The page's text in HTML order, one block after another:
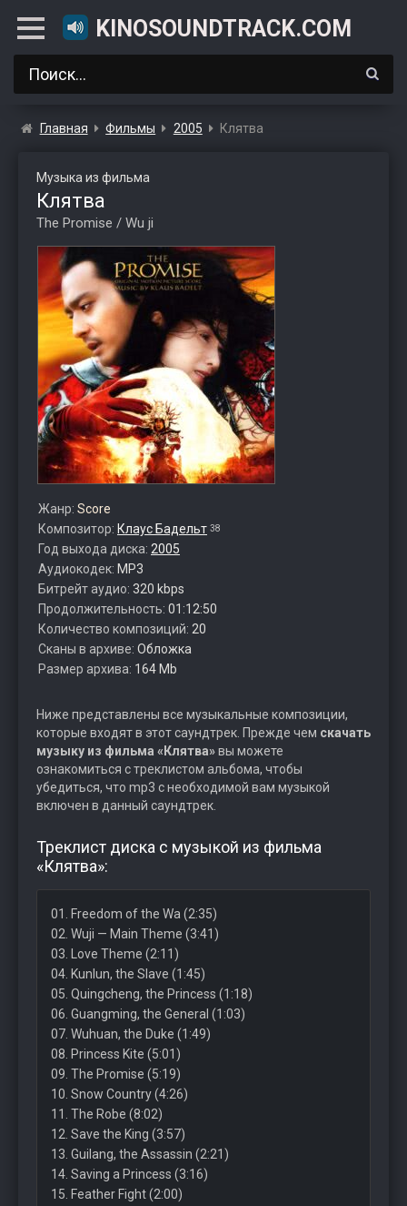
KINOSOUNDTRACK.COM
Главная Фильмы 2005 Клятва
Музыка из фильма
Клятва
The Promise / Wu ji
Жанр: Score
Композитор: Клаус Бадельт 38
Год выхода диска: 2005
Аудиокодек: MP3
Битрейт аудио: 320 kbps
Продолжительность: 01:12:50
Количество композиций: 20
Сканы в архиве: Обложка
Размер архива: 164 Mb
Ниже представлены все музыкальные композиции,
которые входят в этот саундтрек. Прежде чем скачать
музыку из фильма «Клятва»вы можете
ознакомиться с треклистом альбома, чтобы
убедиться, что mp3 с необходимой вам музыкой
включен в данный саундтрек.
Треклист диска с музыкой из фильма
«Клятва»:
01. Freedom of the Wa (2:35)
02. Wuji — Main Theme (3:41)
03. Love Theme (2:11)
04. Kunlun, the Slave (1:45)
05. Quingcheng, the Princess (1:18)
06. Guangming, the General (1:03)
07. Wuhuan, the Duke (1:49)
08. Princess Kite (5:01)
09. The Promise (5:19)
10. Snow Country (4:26)
11. The Robe (8:02)
12. Save the King (3:57)
13. Guilang, the Assassin (2:21)
14. Saving a Princess (3:16)
15. Feather Fight (2:00)